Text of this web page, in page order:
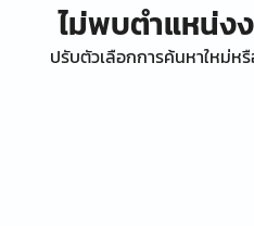
ไม่พบตำแหน่
ปรับตัวเลือกการค้นหาใหม่ห